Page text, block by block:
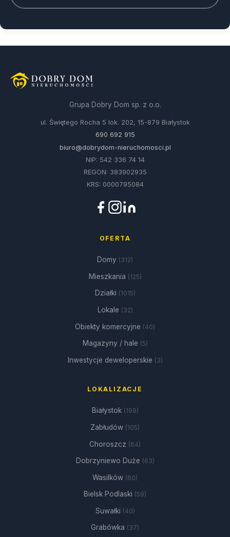
Grupa Dobry Dom sp. z o.o.
ul. Świętego Rocha 5 lok. 202, 15-879 Białystok
690 692 915
biuro@dobrydom-nieruchomosci.pl
NIP: 542 336 74 14
REGON: 383902935
KRS: 0000795084
OFERTA
Domy (312)
Mieszkania (125)
Działki (1015)
Lokale (32)
Obiekty komercyjne (40)
Magazyny / hale (5)
Inwestycje deweloperskie (3)
LOKALIZACJE
Białystok (199)
Zabłudów (105)
Choroszcz (64)
Dobrzyniewo Duże (63)
Wasilków (60)
Bielsk Podlaski (59)
Suwałki (40)
Grabówka (37)